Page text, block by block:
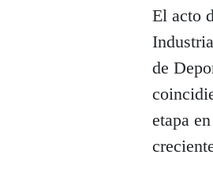
El acto
de
etapa